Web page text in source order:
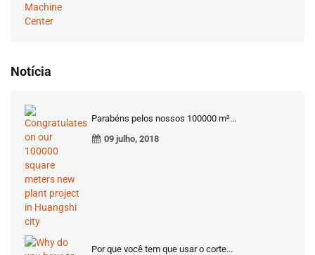
Notícia
Parabéns pelos nossos 100000 m²...
09 julho, 2018
Por que você tem que usar o corte...